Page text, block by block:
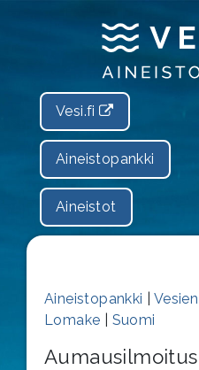
Vesi.fi
Aineistopankki
Aineistot
Aineistopankki
Lomake
Suomi